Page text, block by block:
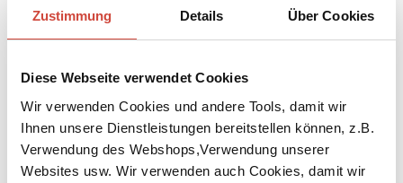
Zustimmung Details Über Cookies
Diese Webseite verwendet Cookies
Wir verwenden Cookies und andere Tools, damit wir
Ihnen unsere Dienstleistungen bereitstellen können, z.B.
Verwendung des Webshops,Verwendung unserer
Websites usw. Wir verwenden auch Cookies, damit wir
Bettina Wagner
Leopoldine-Schlinger-Gasse 4/24
T: +43 664 374 49 79
E: bettina.
wagner@diogenes.
Verlagsvertretungen Deutschland
Übersicht der Vertretergebiete